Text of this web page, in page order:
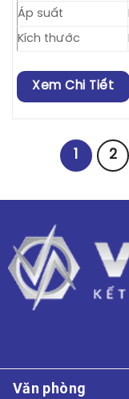
Áp suất
Kích thước
Xem Chi Tiết
1 2
Văn phòng